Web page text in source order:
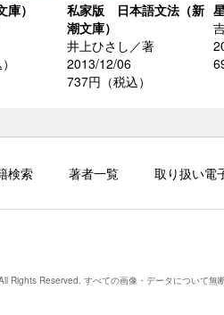
）
私家版 日本語文法（新
潮文庫）
井上ひさし／著
2013/12/06
737円（税込）
検索 著者一覧 取り扱い電
Rights Reserved. すべての画像・データについて無